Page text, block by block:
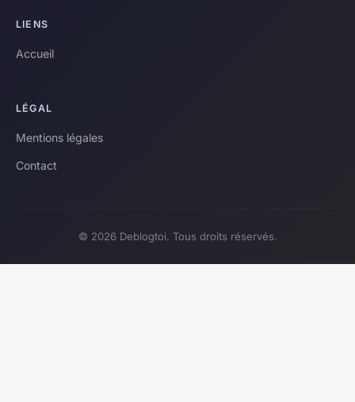
LIENS
Accueil
LÉGAL
Mentions légales
Contact
© 2026 Deblogtoi. Tous droits réservés.